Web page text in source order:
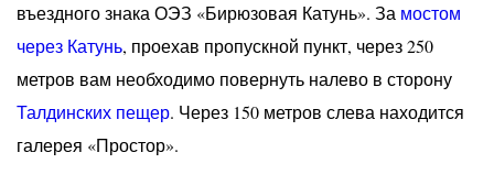
въездного знака ОЭЗ «Бирюзовая Катунь». За мостом
через Катунь, проехав пропускной пункт, через 250
метров вам необходимо повернуть налево в сторону
Талдинских пещер. Через 150 метров слева находится
галерея «Простор».